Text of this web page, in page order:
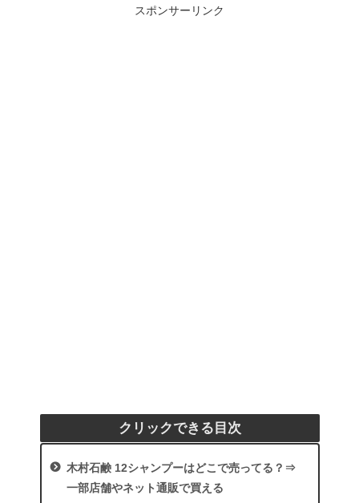
スポンサーリンク
クリックできる目次
木村石鹸 12シャンプーはどこで売ってる？⇒
一部店舗やネット通販で買える